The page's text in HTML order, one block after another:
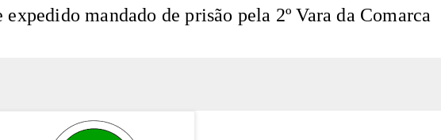
expedido mandado de prisão pela 2º Vara da Comarca